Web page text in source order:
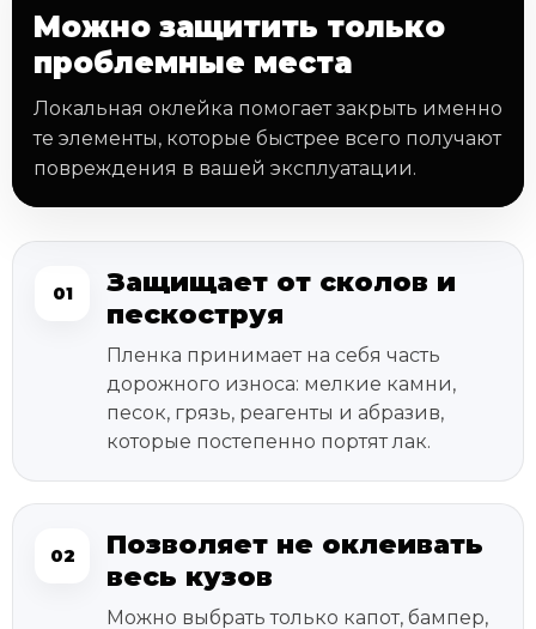
Можно защитить только
проблемные места
Локальная оклейка помогает закрыть именно
те элементы, которые быстрее всего получают
повреждения в вашей эксплуатации.
01
Защищает от сколов и
пескоструя
Пленка принимает на себя часть
дорожного износа: мелкие камни,
песок, грязь, реагенты и абразив,
которые постепенно портят лак.
02
Позволяет не оклеивать
весь кузов
Можно выбрать только капот, бампер,